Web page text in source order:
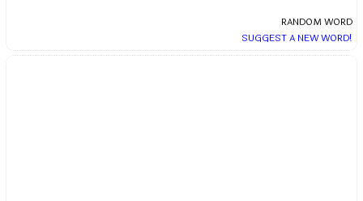
RANDOM WORD
SUGGEST A NEW WORD!